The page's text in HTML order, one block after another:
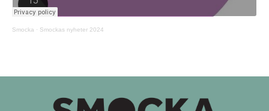
Smocka · Smockas nyheter 2024